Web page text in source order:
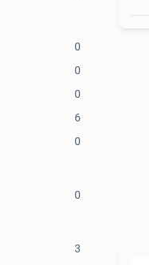
0
0
0
6
0
0
3